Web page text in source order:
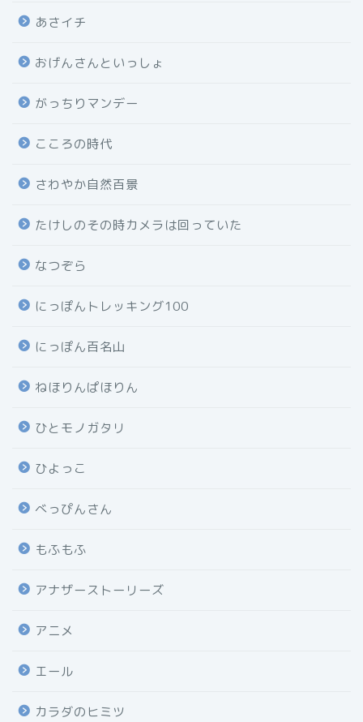
あさイチ
おげんさんといっしょ
がっちりマンデー
こころの時代
さわやか自然百景
たけしのその時カメラは回っていた
なつぞら
にっぽんトレッキング100
にっぽん百名山
ねほりんぱほりん
ひとモノガタリ
ひよっこ
べっぴんさん
もふもふ
アナザーストーリーズ
アニメ
エール
カラダのヒミツ